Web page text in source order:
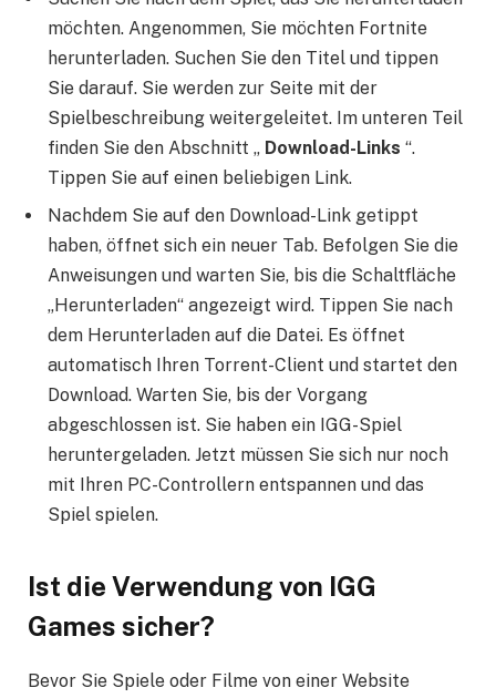
möchten. Angenommen, Sie möchten Fortnite
herunterladen. Suchen Sie den Titel und tippen
Sie darauf. Sie werden zur Seite mit der
Spielbeschreibung weitergeleitet. Im unteren Teil
finden Sie den Abschnitt „ Download-Links “.
Tippen Sie auf einen beliebigen Link.
Nachdem Sie auf den Download-Link getippt
haben, öffnet sich ein neuer Tab. Befolgen Sie die
Anweisungen und warten Sie, bis die Schaltfläche
„Herunterladen“ angezeigt wird. Tippen Sie nach
dem Herunterladen auf die Datei. Es öffnet
automatisch Ihren Torrent-Client und startet den
Download. Warten Sie, bis der Vorgang
abgeschlossen ist. Sie haben ein IGG-Spiel
heruntergeladen. Jetzt müssen Sie sich nur noch
mit Ihren PC-Controllern entspannen und das
Spiel spielen.
Ist die Verwendung von IGG
Games sicher?
Bevor Sie Spiele oder Filme von einer Website